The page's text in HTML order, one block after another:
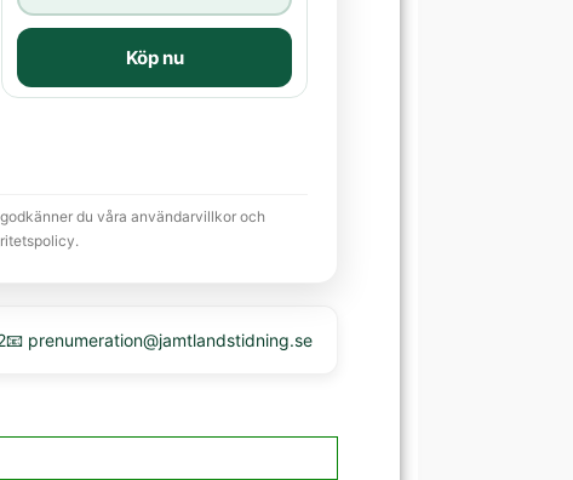
Köp nu
du våra användarvillkor och
📧 prenumeration@jamtlandstidning.se